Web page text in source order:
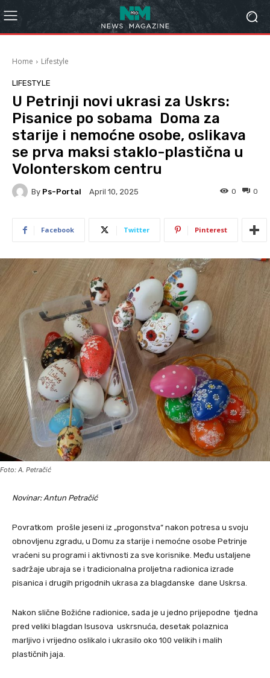
Home Lifestyle
LIFESTYLE
U Petrinji novi ukrasi za Uskrs:
Pisanice po sobama Doma za
starije i nemoćne osobe, oslikava
se prva maksi staklo-plastična u
Volonterskom centru
By Ps-Portal April 10, 2025 0
0
Facebook Twitter Pinterest
Foto: A. Petračić
Novinar: Antun Petračić
Povratkom prošle jeseni iz „progonstva“ nakon potresa u svoju
obnovljenu zgradu, u Domu za starije i nemoćne osobe Petrinje
vraćeni su programi i aktivnosti za sve korisnike. Među ustaljene
sadržaje ubraja se i tradicionalna proljetna radionica izrade
pisanica i drugih prigodnih ukrasa za blagdanske dane Uskrsa.
Nakon slične Božićne radionice, sada je u jedno prijepodne tjedna
pred veliki blagdan Isusova uskrsnuća, desetak polaznica
marljivo i vrijedno oslikalo i ukrasilo oko 100 velikih i malih
plastičnih jaja.